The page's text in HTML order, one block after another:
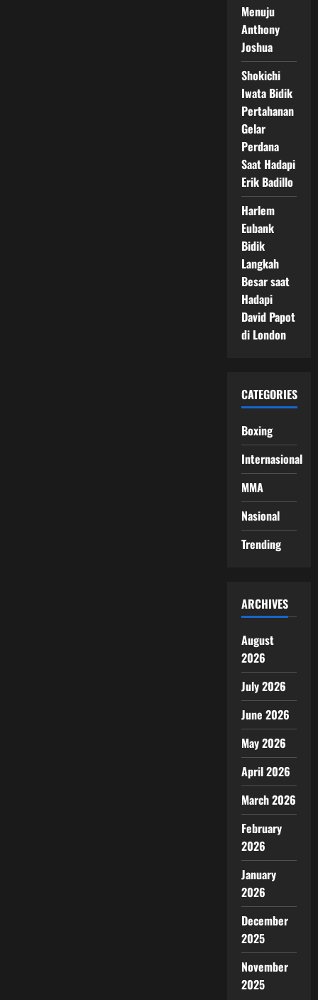
Menuju
Anthony
Joshua
Shokichi
Iwata Bidik
Pertahanan
Gelar
Perdana
Saat Hadapi
Erik Badillo
Harlem
Eubank
Bidik
Langkah
Besar saat
Hadapi
David Papot
di London
CATEGORIES
Boxing
Internasional
MMA
Nasional
Trending
ARCHIVES
August
2026
July 2026
June 2026
May 2026
April 2026
March 2026
February
2026
January
2026
December
2025
November
2025